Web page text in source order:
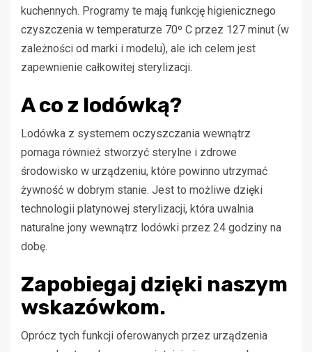
kuchennych. Programy te mają funkcję higienicznego
czyszczenia w temperaturze 70º C przez 127 minut (w
zależności od marki i modelu), ale ich celem jest
zapewnienie całkowitej sterylizacji.
A co z lodówką?
Lodówka z systemem oczyszczania wewnątrz
pomaga również stworzyć sterylne i zdrowe
środowisko w urządzeniu, które powinno utrzymać
żywność w dobrym stanie. Jest to możliwe dzięki
technologii platynowej sterylizacji, która uwalnia
naturalne jony wewnątrz lodówki przez 24 godziny na
dobę.
Zapobiegaj dzięki naszym
wskazówkom.
Oprócz tych funkcji oferowanych przez urządzenia